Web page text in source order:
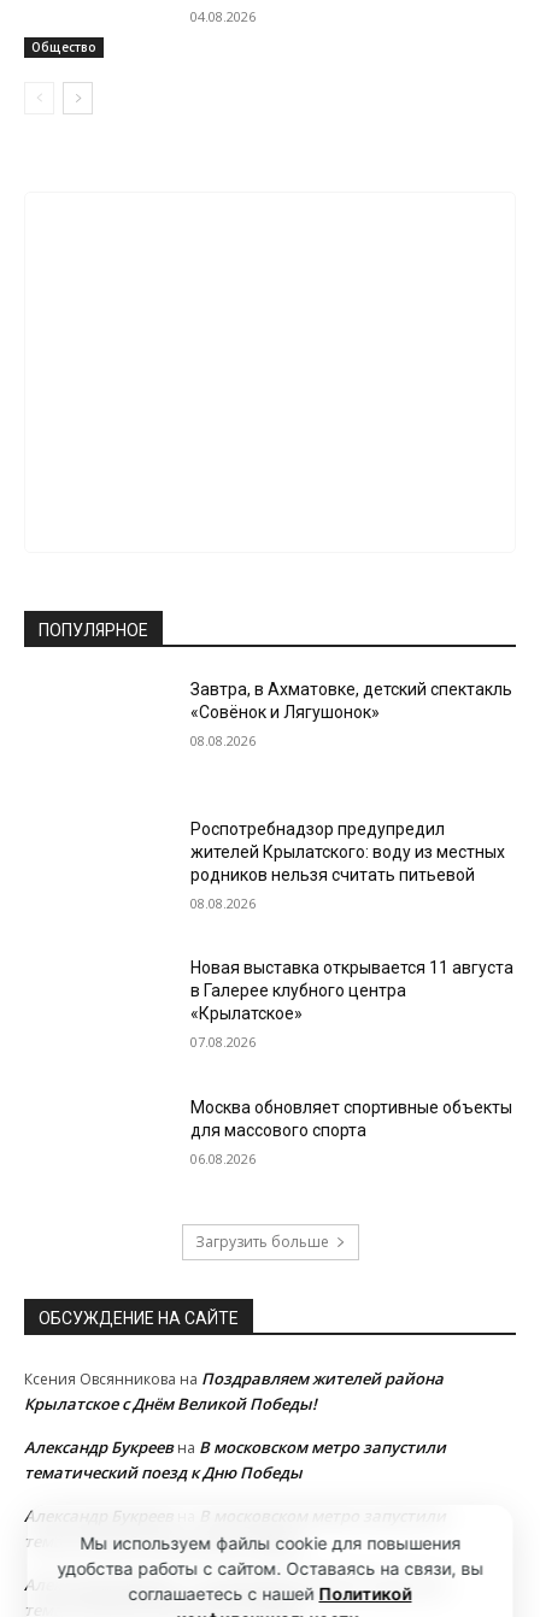
Общество
04.08.2026
ПОПУЛЯРНОЕ
Завтра, в Ахматовке, детский спектакль
«Совёнок и Лягушонок»
08.08.2026
Роспотребнадзор предупредил
жителей Крылатского: воду из местных
родников нельзя считать питьевой
08.08.2026
Новая выставка открывается 11 августа
в Галерее клубного центра
«Крылатское»
07.08.2026
Москва обновляет спортивные объекты
для массового спорта
06.08.2026
Загрузить больше
ОБСУЖДЕНИЕ НА САЙТЕ
Ксения Овсянникова на Поздравляем жителей района
Крылатское с Днём Великой Победы!
Александр Букреевна В московском метро запустили
тематический поезд к Дню Победы
Александр Букреев
В московском метро запустили
тематический поезд к Дню Победы
Александр Букреев
В московском метро запустили
тематический поезд к Дню Победы
Мы используем файлы cookie для повышения
удобства работы с сайтом. Оставаясь на связи, вы
соглашаетесь с нашей Политикой